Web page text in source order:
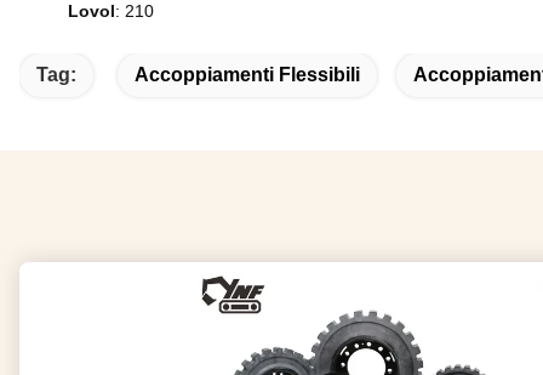
Lovol: 210
Tag: Accoppiamenti Flessibili